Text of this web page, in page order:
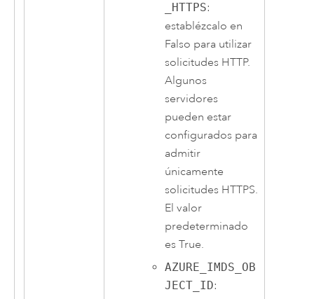
_HTTPS:
establézcalo en
Falso para utilizar
solicitudes HTTP.
Algunos
servidores
pueden estar
configurados para
admitir
únicamente
solicitudes HTTPS.
El valor
predeterminado
es True.
AZURE_IMDS_OB
JECT_ID: